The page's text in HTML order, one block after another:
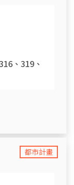
、319、
都市計畫